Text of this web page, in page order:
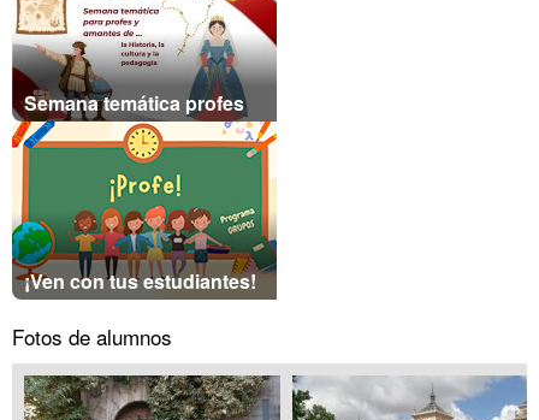
Semana temática profes
¡Ven con tus estudiantes!
Fotos de alumnos